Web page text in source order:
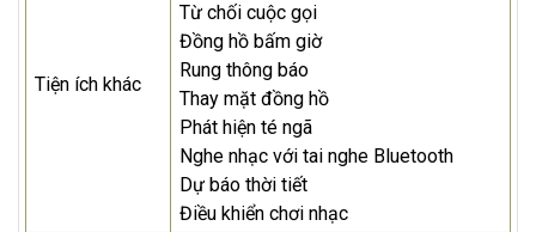
Tiện ích khác
Từ chối cuộc gọi
Đồng hồ bấm giờ
Rung thông báo
Thay mặt đồng hồ
Phát hiện té ngã
Nghe nhạc với tai nghe Bluetooth
Dự báo thời tiết
Điều khiển chơi nhạc